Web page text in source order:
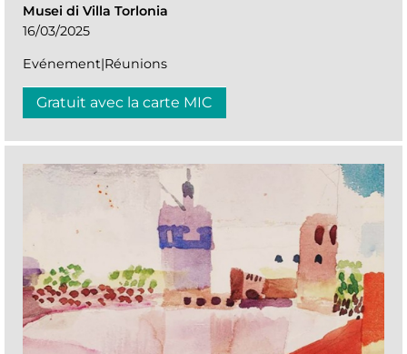
Musei di Villa Torlonia
16/03/2025
Evénement|Réunions
Gratuit avec la carte MIC